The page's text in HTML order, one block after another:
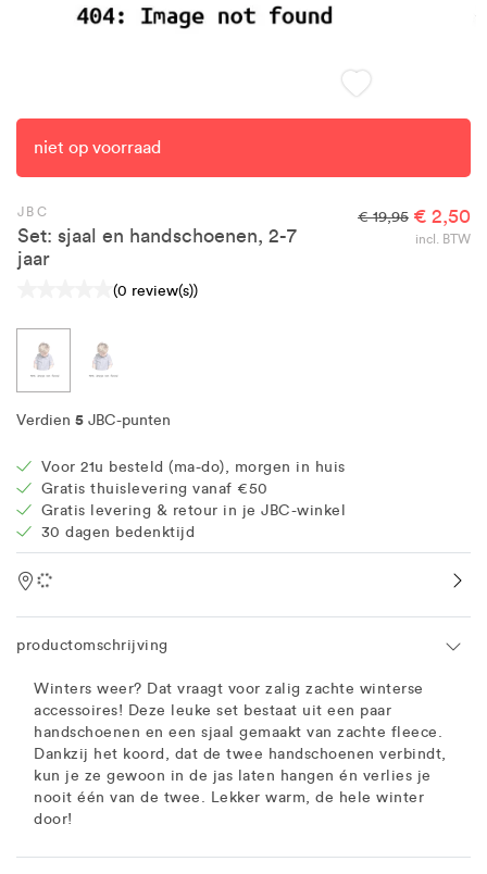
niet op voorraad
JBC
Set: sjaal en handschoenen, 2-7
jaar
(0 review(s))
€ 19,95 € 2,50
incl. BTW
Verdien 5 JBC-punten
Voor 21u besteld (ma-do), morgen in huis
Gratis thuislevering vanaf €50
Gratis levering & retour in je JBC-winkel
30 dagen bedenktijd
Location
productomschrijving
Winters weer? Dat vraagt voor zalig zachte winterse
accessoires! Deze leuke set bestaat uit een paar
handschoenen en een sjaal gemaakt van zachte fleece.
Dankzij het koord, dat de twee handschoenen verbindt,
kun je ze gewoon in de jas laten hangen én verlies je
nooit één van de twee. Lekker warm, de hele winter
door!